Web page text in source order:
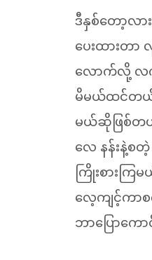
ဒီနှစ်တော့လာ
ပေးထားတ
လောက်လို့ လ
မိမယ်ထင်တယ်
မယ်ဆိုဖြစ်တ
လေ နန်းနဲ့စ
ကြိုးစားက
လေ့ကျင့်ကာ
ဘာပြောက